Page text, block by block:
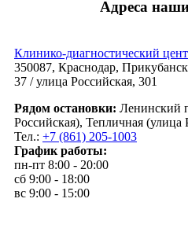
Адреса
Клинико-диагностический
350087, Краснодар,
37 / улица Российская, 301
Рядом остановки: Ленинский
Российская), Тепличная (улица
Тел.: +7 (861) 205-1003
График работы:
пн-пт 8:00 - 20:00
сб 9:00 - 18:00
вс 9:00 - 15:00